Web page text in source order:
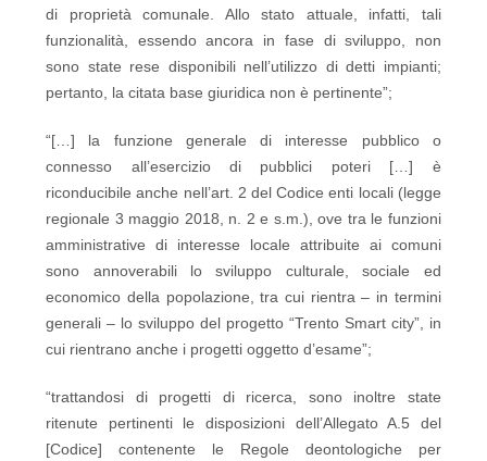
di proprietà comunale. Allo stato attuale, infatti, tali
funzionalità, essendo ancora in fase di sviluppo, non
sono state rese disponibili nell’utilizzo di detti impianti;
pertanto, la citata base giuridica non è pertinente”;
“[…] la funzione generale di interesse pubblico o
connesso all’esercizio di pubblici poteri […] è
riconducibile anche nell’art. 2 del Codice enti locali (legge
regionale 3 maggio 2018, n. 2 e s.m.), ove tra le funzioni
amministrative di interesse locale attribuite ai comuni
sono annoverabili lo sviluppo culturale, sociale ed
economico della popolazione, tra cui rientra – in termini
generali – lo sviluppo del progetto “Trento Smart city”, in
cui rientrano anche i progetti oggetto d’esame”;
“trattandosi di progetti di ricerca, sono inoltre state
ritenute pertinenti le disposizioni dell’Allegato A.5 del
[Codice] contenente le Regole deontologiche per